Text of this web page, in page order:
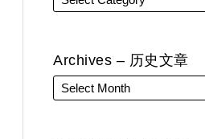
Archives – 历史文章